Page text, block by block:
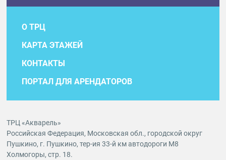
О ТРЦ
КАРТА ЭТАЖЕЙ
КОНТАКТЫ
ПОРТАЛ ДЛЯ АРЕНДАТОРОВ
ТРЦ «Акварель»
Российская Федерация, Московская обл., городской округ
Пушкино, г. Пушкино, тер-ия 33-й км автодороги М8
Холмогоры, стр. 18.